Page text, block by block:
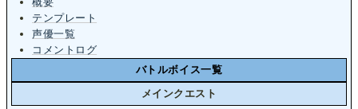
テンプレート
声優一覧
コメントログ
バトルボイス一覧
メインクエスト